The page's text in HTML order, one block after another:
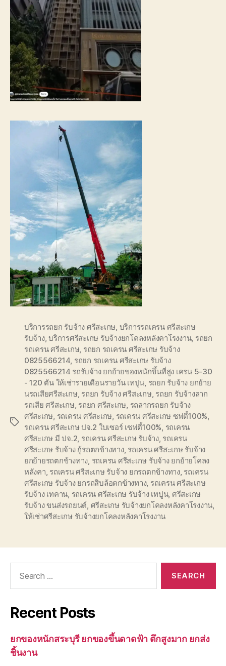
Tags
บริการรถยก รับจ้าง ศรีสะเกษ, บริการรถเครน ศรีสะเกษ
รับจ้าง,บริการศรีสะเกษ รับจ้างยกโคลงหลังคาโรงงาน, รถยก
รถเครน ศรีสะเกษ, รถยก รถเครน ศรีสะเกษ รับจ้าง
0825566214, รถยก รถเครน ศรีสะเกษ รับจ้าง
0825566214 รถรับจ้าง ยกย้ายของหนักขึ้นที่สูง เครน 5-30
- 120 ตัน ให้เช่ารายเดือนรายวัน เทปูน, รถยก รับจ้าง ยกย้าย
นรถเสียศรีสะเกษ, รถยก รับจ้าง ศรีสะเกษ, รถยก รับจ้างลาก
รถเสีย ศรีสะเกษ, รถยก ศรีสะเกษ, รถลากรถยก รับจ้าง
ศรีสะเกษ, รถเครน ศรีสะเกษ, รถเครน ศรีสะเกษ ซฟตี้100%,
รถเครน ศรีสะเกษ ปจ.2 ใบเซอร์ เซฟตี้100%, รถเครน
ศรีสะเกษ มี ปจ.2, รถเครน ศรีสะเกษ รับจ้าง, รถเครน
ศรีสะเกษ รับจ้าง กู้รถตกข้างทาง, รถเครน ศรีสะเกษ รับจ้าง
ยกย้ายรถตกข้างทาง, รถเครน ศรีสะเกษ รับจ้าง ยกย้ายโคลง
หลังคา, รถเครน ศรีสะเกษ รับจ้าง ยกรถตกข้างทาง, รถเครน
ศรีสะเกษ รับจ้าง ยกรถสิบล้อตกข้างทาง, รถเครน ศรีสะเกษ
รับจ้าง เทคาน, รถเครน ศรีสะเกษ รับจ้าง เทปูน, ศรีสะเกษ
รับจ้าง ขนส่งรถยนต์, ศรีสะเกษ รับจ้างยกโคลงหลังคาโรงงาน,
ให้เช่าศรีสะเกษ รับจ้างยกโคลงหลังคาโรงงาน
Recent Posts
ยกของหนักสระบุรี ยกของขึ้นดาดฟ้า ตึกสูงมาก ยกส่ง
ชิ้นงาน